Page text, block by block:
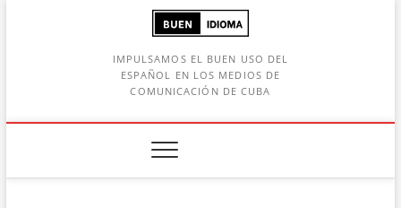
IMPULSAMOS EL BUEN USO DEL
ESPAÑOL EN LOS MEDIOS DE
COMUNICACIÓN DE CUBA